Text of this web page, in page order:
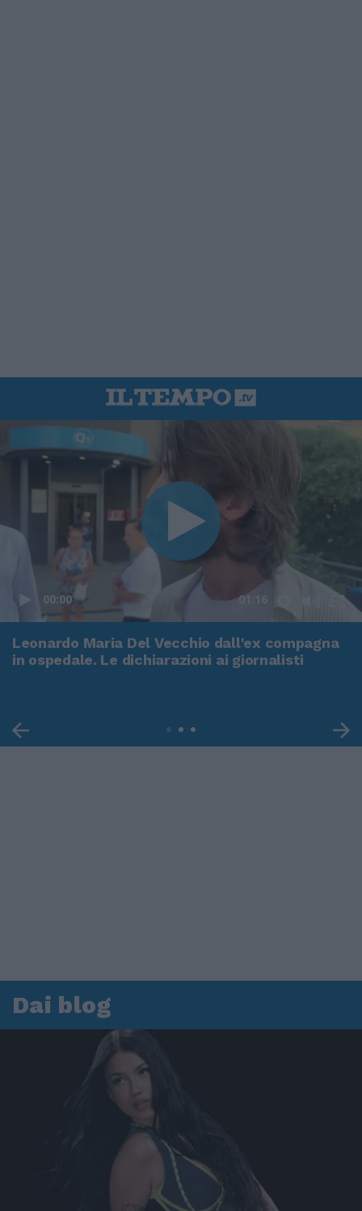
00:00 01:16
Leonardo Maria Del Vecchio dall'ex compagna
in ospedale. Le dichiarazioni ai giornalisti
Dai blog